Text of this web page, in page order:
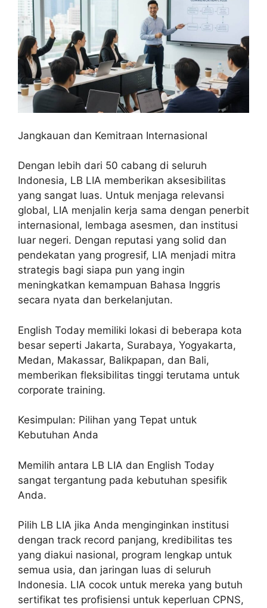
Jangkauan dan Kemitraan Internasional
Dengan lebih dari 50 cabang di seluruh
Indonesia, LB LIA memberikan aksesibilitas
yang sangat luas. Untuk menjaga relevansi
global, LIA menjalin kerja sama dengan penerbit
internasional, lembaga asesmen, dan institusi
luar negeri. Dengan reputasi yang solid dan
pendekatan yang progresif, LIA menjadi mitra
strategis bagi siapa pun yang ingin
meningkatkan kemampuan Bahasa Inggris
secara nyata dan berkelanjutan.
English Today memiliki lokasi di beberapa kota
besar seperti Jakarta, Surabaya, Yogyakarta,
Medan, Makassar, Balikpapan, dan Bali,
memberikan fleksibilitas tinggi terutama untuk
corporate training.
Kesimpulan: Pilihan yang Tepat untuk
Kebutuhan Anda
Memilih antara LB LIA dan English Today
sangat tergantung pada kebutuhan spesifik
Anda.
Pilih LB LIA jika Anda menginginkan institusi
dengan track record panjang, kredibilitas tes
yang diakui nasional, program lengkap untuk
semua usia, dan jaringan luas di seluruh
Indonesia. LIA cocok untuk mereka yang butuh
sertifikat tes profisiensi untuk keperluan CPNS,